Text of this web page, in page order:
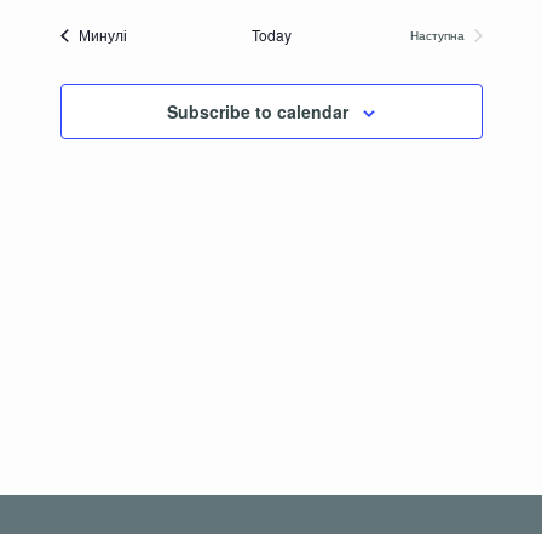
and
Views
МинуліПодії Today
Наступна
Subscribe to calendar